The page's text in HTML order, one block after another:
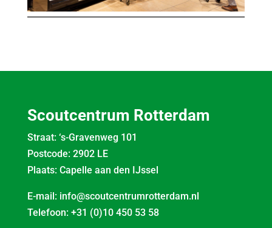
Scoutcentrum Rotterdam
Straat: ‘s-Gravenweg 101
Postcode: 2902 LE
Plaats: Capelle aan den IJssel
E-mail: info@scoutcentrumrotterdam.nl
Telefoon: +31 (0)10 450 53 58